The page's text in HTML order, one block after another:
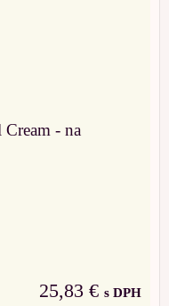
- na
25,83 € s DPH